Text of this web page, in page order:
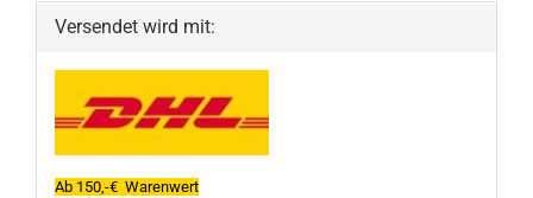
Versendet wird mit:
Ab 150,-€ Warenwert